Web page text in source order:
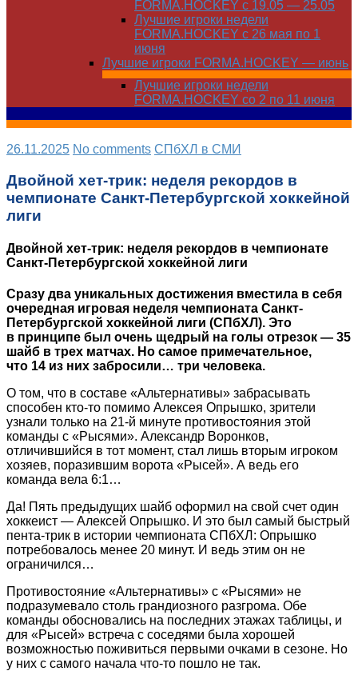
FORMA.HOCKEY с 19.05 — 25.05
Лучшие игроки недели
FORMA.HOCKEY с 26 мая по 1
июня
Лучшие игроки FORMA.HOCKEY — июнь
Лучшие игроки недели
FORMA.HOCKEY со 2 по 11 июня
26.11.2025 No comments СПбХЛ в СМИ
Двойной хет-трик: неделя рекордов в
чемпионате Санкт-Петербургской хоккейной
лиги
Двойной хет-трик: неделя рекордов в чемпионате
Санкт-Петербургской хоккейной лиги
Сразу два уникальных достижения вместила в себя
очередная игровая неделя чемпионата Санкт-
Петербургской хоккейной лиги (СПбХЛ). Это
в принципе был очень щедрый на голы отрезок — 35
шайб в трех матчах. Но самое примечательное,
что 14 из них забросили… три человека.
О том, что в составе «Альтернативы» забрасывать
способен кто‑то помимо Алексея Опрышко, зрители
узнали только на 21‑й минуте противостояния этой
команды с «Рысями». Александр Воронков,
отличившийся в тот момент, стал лишь вторым игроком
хозяев, поразившим ворота «Рысей». А ведь его
команда вела 6:1…
Да! Пять предыдущих шайб оформил на свой счет один
хоккеист — Алексей Опрышко. И это был самый быстрый
пента-трик в истории чемпионата СПбХЛ: Опрышко
потребовалось менее 20 минут. И ведь этим он не
ограничился…
Противостояние «Альтернативы» с «Рысями» не
подразумевало столь грандиозного разгрома. Обе
команды обосновались на последних этажах таблицы, и
для «Рысей» встреча с соседями была хорошей
возможностью поживиться первыми очками в сезоне. Но
у них с самого начала что‑то пошло не так.